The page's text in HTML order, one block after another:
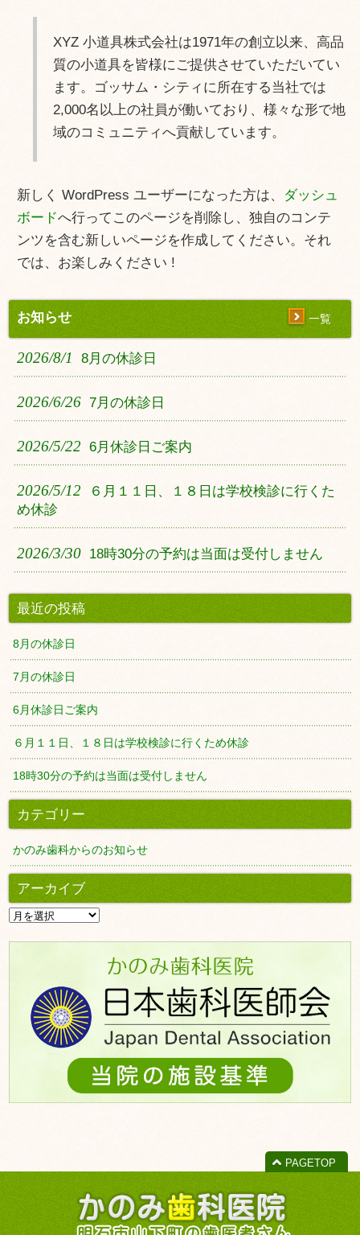
XYZ 小道具株式会社は1971年の創立以来、高品
質の小道具を皆様にご提供させていただいてい
ます。ゴッサム・シティに所在する当社では
2,000名以上の社員が働いており、様々な形で地
域のコミュニティへ貢献しています。
新しく WordPress ユーザーになった方は、 ダッシュ
ボードへ行ってこのページを削除し、独自のコンテ
ンツを含む新しいページを作成してください。それ
では、お楽しみください !
お知らせ 一覧
2026/8/1 8月の休診日
2026/6/26 7月の休診日
2026/5/22 6月休診日ご案内
2026/5/12
６月１１日、１８日は学校検診に行くた
め休診
2026/3/30 18時30分の予約は当面は受付しません
最近の投稿
8月の休診日
7月の休診日
6月休診日ご案内
６月１１日、１８日は学校検診に行くため休診
18時30分の予約は当面は受付しません
カテゴリー
かのみ歯科からのお知らせ
アーカイブ
ア
PAGETOP